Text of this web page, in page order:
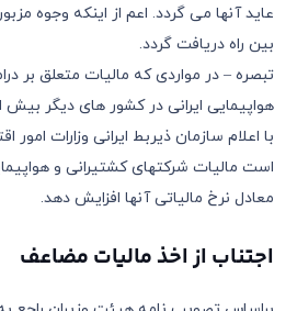
عاید آنها می گردد. اعم از اینکه وجوه
بین راه دریافت گردد.
تبصره – در مواردی که مالیات متعلق بر
با اعلام سازمان ذیربط ایرانی وزارات
است مالیات شرکتهای کشتیرانی و
معادل نرخ مالیاتی آنها افزایش دهد.
اجتناب از اخذ مالیات مضاعف